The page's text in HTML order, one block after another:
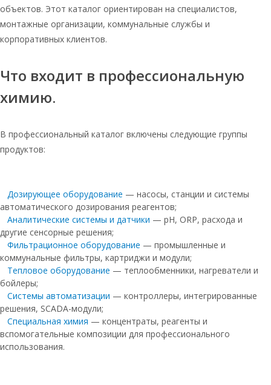
Таблетированная соль 25
Соль таблетированная экстра мешок
25 кг
таблетированная мешками по 25 кг
систем очистки воды
Руссоль таблетированная 25 кг
Соль таблетированная руссоль 25кг
Соль таблетированная 25 кг мозырь
Руссоль 25 кг
Соль для системы очистки воды
таблетированная
Соль таблетированная для
водоочистки
объектов. Этот каталог ориентирован на специалистов,
монтажные организации, коммунальные службы и
корпоративных клиентов.
Что входит в профессиональную
химию.
В профессиональный каталог включены следующие группы
продуктов:
Дозирующее оборудование — насосы, станции и системы
автоматического дозирования реагентов;
Аналитические системы и датчики — pH, ORP, расхода и
другие сенсорные решения;
Фильтрационное оборудование — промышленные и
коммунальные фильтры, картриджи и модули;
Тепловое оборудование — теплообменники, нагреватели и
бойлеры;
Системы автоматизации — контроллеры, интегрированные
решения, SCADA-модули;
Специальная химия — концентраты, реагенты и
вспомогательные композиции для профессионального
использования.